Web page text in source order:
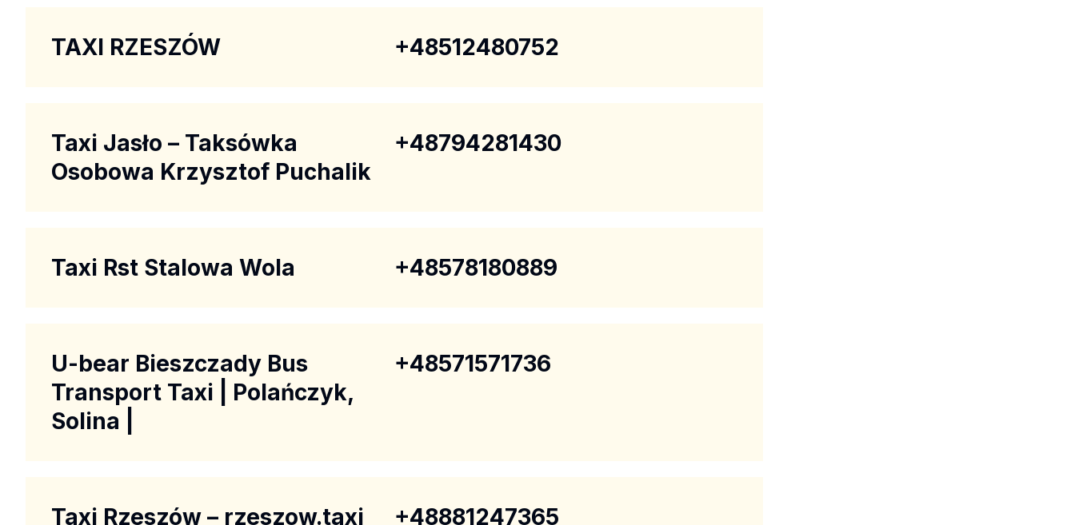
TAXI RZESZÓW +48512480752
Taxi Jasło – Taksówka
Osobowa Krzysztof Puchalik
+48794281430
Taxi Rst Stalowa Wola +48578180889
U-bear Bieszczady Bus
Transport Taxi | Polańczyk,
Solina |
+48571571736
Taxi Rzeszów – rzeszow.taxi +48881247365